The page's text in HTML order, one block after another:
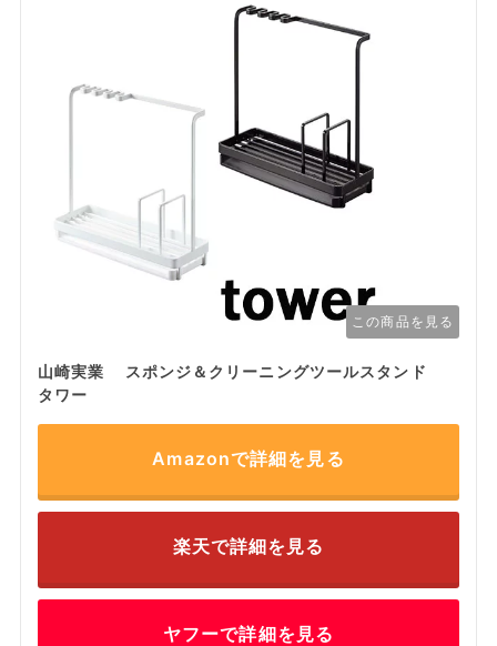
この商品を見る
山崎実業 スポンジ＆クリーニングツールスタンド
タワー
Amazonで詳細を見る
楽天で詳細を見る
ヤフーで詳細を見る